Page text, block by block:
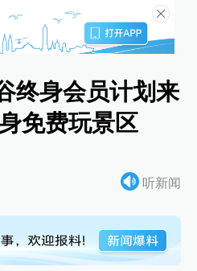
终身会员计划来
免费玩景区
听新闻